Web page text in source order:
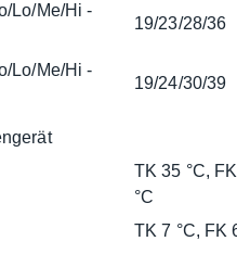
Lo/Me/Hi -
19/23/28/36
Lo/Me/Hi -
19/24/30/39
TK 35 °C,
°C
TK 7 °C, FK